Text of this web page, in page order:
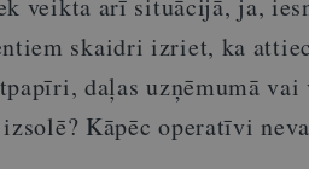
veikta arī situācijā, ja,
skaidri izriet, ka
daļas uzņēmumā vai
Kāpēc operatīvi